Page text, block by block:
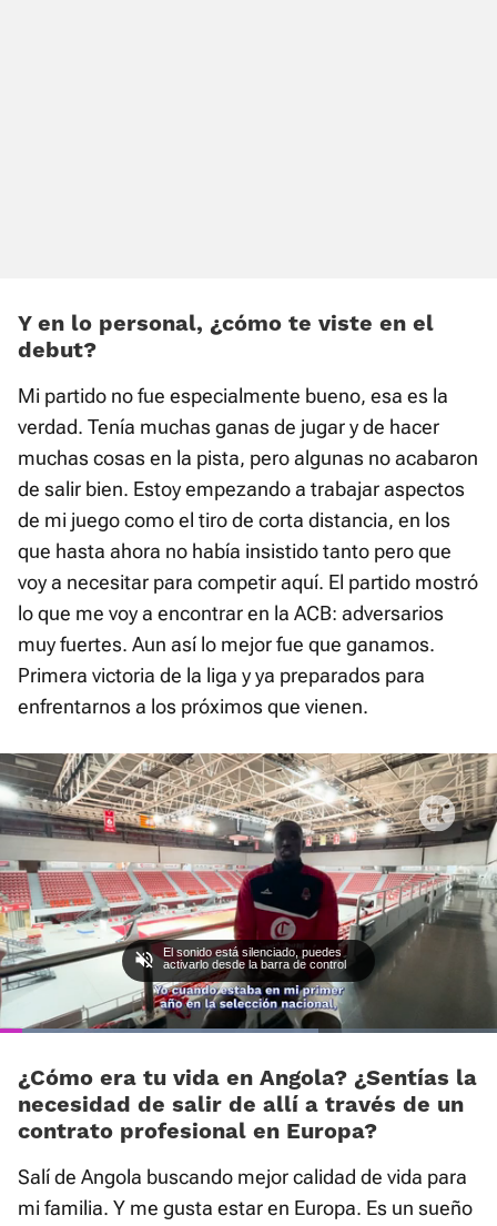
Y en lo personal, ¿cómo te viste en el
debut?
Mi partido no fue especialmente bueno, esa es la
verdad. Tenía muchas ganas de jugar y de hacer
muchas cosas en la pista, pero algunas no acabaron
de salir bien. Estoy empezando a trabajar aspectos
de mi juego como el tiro de corta distancia, en los
que hasta ahora no había insistido tanto pero que
voy a necesitar para competir aquí. El partido mostró
lo que me voy a encontrar en la ACB: adversarios
muy fuertes. Aun así lo mejor fue que ganamos.
Primera victoria de la liga y ya preparados para
enfrentarnos a los próximos que vienen.
Play Unmute Current
0:01 / Duration
0:37
Loaded
:
80.21%
El sonido está silenciado, puedes
activarlo desde la barra de control
¿Cómo era tu vida en Angola? ¿Sentías la
necesidad de salir de allí a través de un
contrato profesional en Europa?
Salí de Angola buscando mejor calidad de vida para
mi familia. Y me gusta estar en Europa. Es un sueño